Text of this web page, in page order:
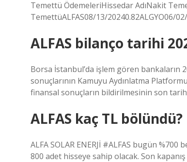
Temettü ÖdemeleriHissedar AdıNakit
TemettüALFAS08/13/20240.82ALGYO06/
ALFAS bilanço tarihi
Borsa İstanbul’da işlem gören bankaların
sonuçlarının Kamuyu Aydınlatma
finansal sonuçların bildirilmesinin son
ALFAS kaç TL bölündü?
ALFA SOLAR ENERJİ #ALFAS bugün
800 adet hisseye sahip olacak. Son